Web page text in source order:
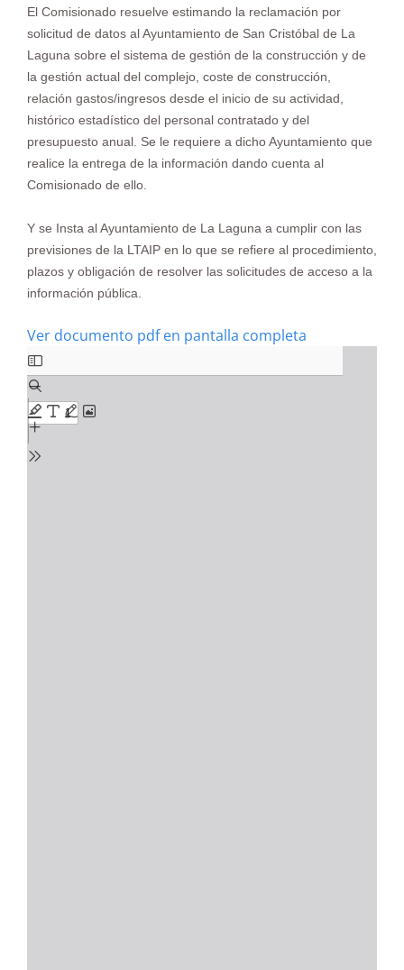
El Comisionado resuelve estimando la reclamación por
solicitud de datos al Ayuntamiento de San Cristóbal de La
Laguna sobre el sistema de gestión de la construcción y de
la gestión actual del complejo, coste de construcción,
relación gastos/ingresos desde el inicio de su actividad,
histórico estadístico del personal contratado y del
presupuesto anual. Se le requiere a dicho Ayuntamiento que
realice la entrega de la información dando cuenta al
Comisionado de ello.
Y se Insta al Ayuntamiento de La Laguna a cumplir con las
previsiones de la LTAIP en lo que se refiere al procedimiento,
plazos y obligación de resolver las solicitudes de acceso a la
información pública.
Ver documento pdf en pantalla completa